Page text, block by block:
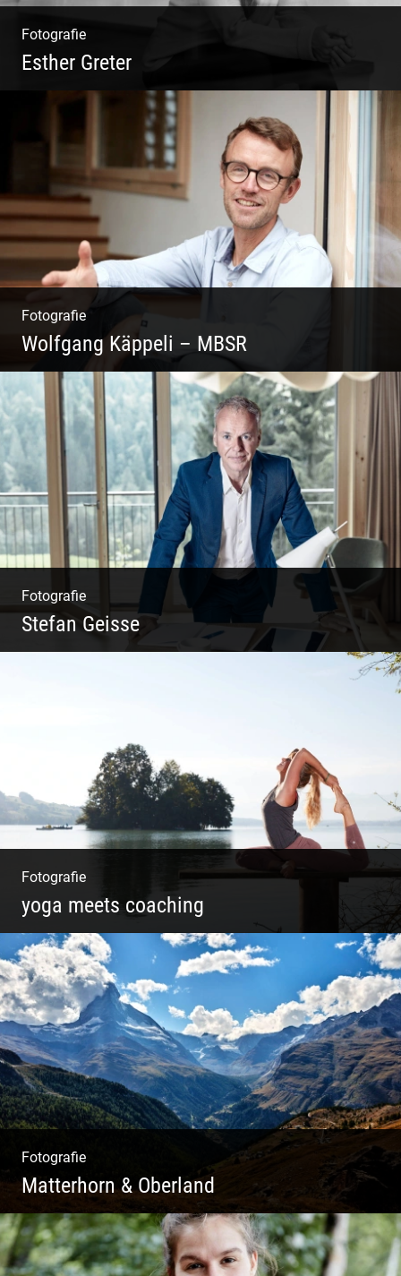
Fotografie
Esther Greter
Coaching, Frauenkreise, Trantric Yoga:
Esther Greter
Fotografie
Wolfgang Käppeli – MBSR
Shooting: Achtsamkeitstrainer
Fotografie
Stefan Geisse
Fotografie
yoga meets coaching
Sonnengruß Katharina Kirchner
Fotografie
Matterhorn & Oberland
Impressionen Gornergrat & Berner Oberland